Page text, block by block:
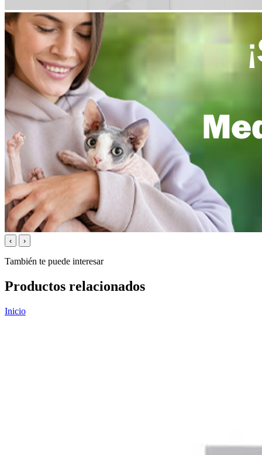
‹ ›
También te puede interesar
Productos relacionados
Inicio